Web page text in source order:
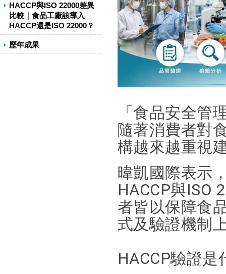
HACCP與ISO 22000差異
比較｜食品工廠該導入
HACCP還是ISO 22000？
歷年成果
「食品安全管
隨著消費者對
構越來越重視
暐凱國際表示
HACCP與ISO
者皆以保障食
式及驗證機制
HACCP驗證是